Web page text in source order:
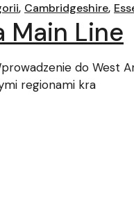
Cambridgeshire
Main Line
do West
regionami kra